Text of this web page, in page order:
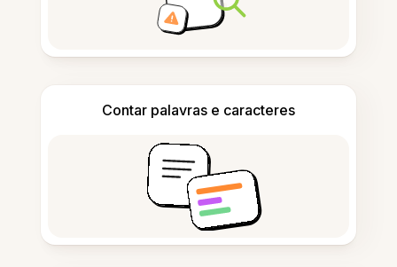
Contar palavras e caracteres